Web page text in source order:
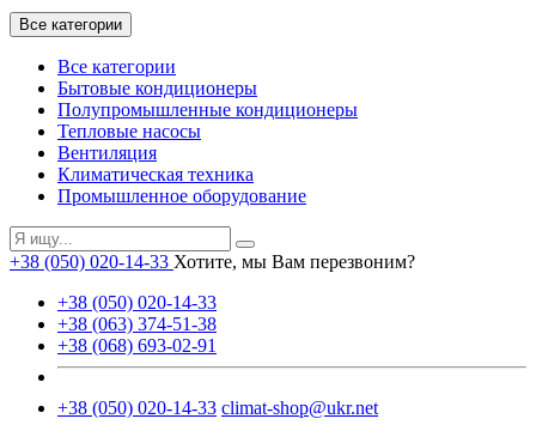
Все категории
Все категории
Бытовые кондиционеры
Полупромышленные кондиционеры
Тепловые насосы
Вентиляция
Климатическая техника
Промышленное оборудование
+38 (050) 020-14-33 Хотите, мы Вам перезвоним?
+38 (050) 020-14-33
+38 (063) 374-51-38
+38 (068) 693-02-91
+38 (050) 020-14-33 climat-shop@ukr.net